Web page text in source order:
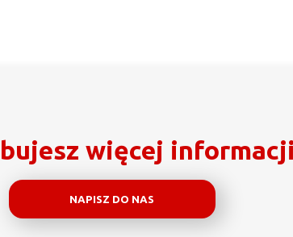
więcej
NAPISZ DO NAS